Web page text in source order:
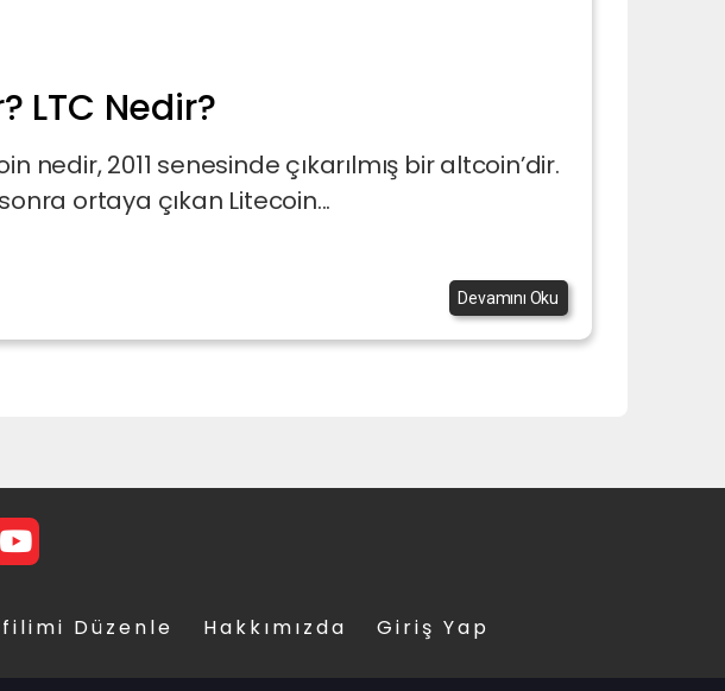
LTC Nedir?
nedir, 2011 senesinde çıkarılmış bir altcoin’dir.
ortaya çıkan Litecoin...
Devamını Oku
Düzenle Hakkımızda Giriş Yap